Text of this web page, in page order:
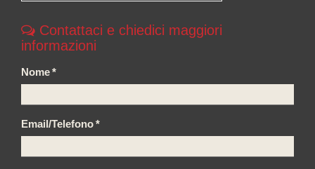
Contattaci e chiedici maggiori
informazioni
Nome*
Email/Telefono*